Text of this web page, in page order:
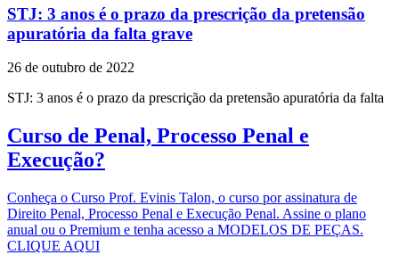
STJ: 3 anos é o prazo da prescrição da pretensão
apuratória da falta grave
26 de outubro de 2022
STJ: 3 anos é o prazo da prescrição da pretensão apuratória da falta
Curso de Penal, Processo Penal e
Execução?
Conheça o Curso Prof. Evinis Talon, o curso por assinatura de
Direito Penal, Processo Penal e Execução Penal. Assine o plano
anual ou o Premium e tenha acesso a MODELOS DE PEÇAS.
CLIQUE AQUI